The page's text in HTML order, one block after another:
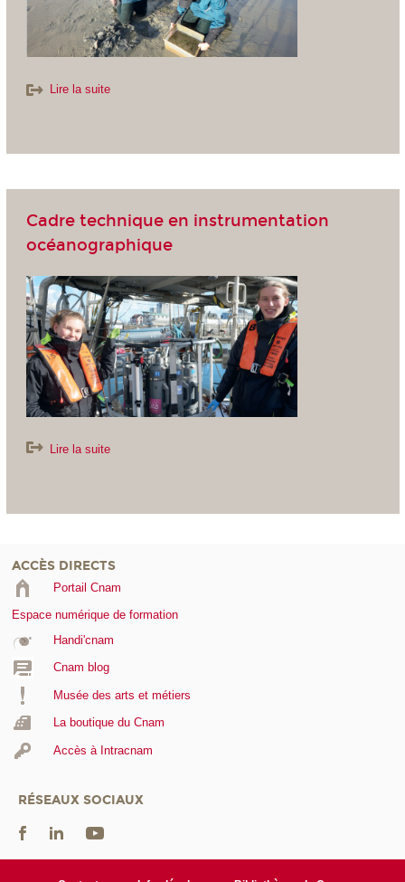
Lire la suite
Cadre technique en instrumentation
océanographique
Lire la suite
ACCÈS DIRECTS
Portail Cnam
Espace numérique de formation
Handi'cnam
Cnam blog
Musée des arts et métiers
La boutique du Cnam
Accès à Intracnam
RÉSEAUX SOCIAUX